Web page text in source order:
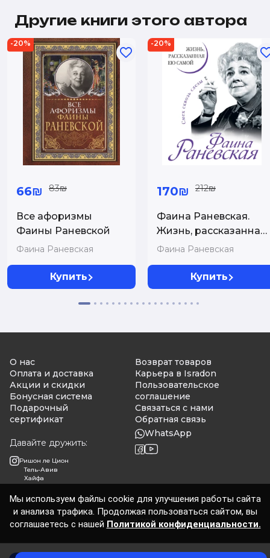
Другие книги этого автора
-20%
66₪ 83₪
Все афоризмы
Фаины Раневской
Фаина Раневская
Купить
-20%
170₪ 212₪
Фаина Раневская.
Жизнь, рассказанная
ею самой
Фаина Раневская
Купить
О нас
Оплата и доставка
Акции и скидки
Бонусная система
Подарочный
сертификат
Давайте дружить:
Ришон ле Цион
Тель-Авив
Хайфа
Возврат товаров
Карьера в Isradon
Пользовательское
соглашение
Связаться с нами
Обратная связь
WhatsApp
Isradon 2026
Мы используем файлы cookie для улучшения работы сайта
и анализа трафика. Продолжая пользоваться сайтом, вы
соглашаетесь с нашей Политикой конфиденциальности.